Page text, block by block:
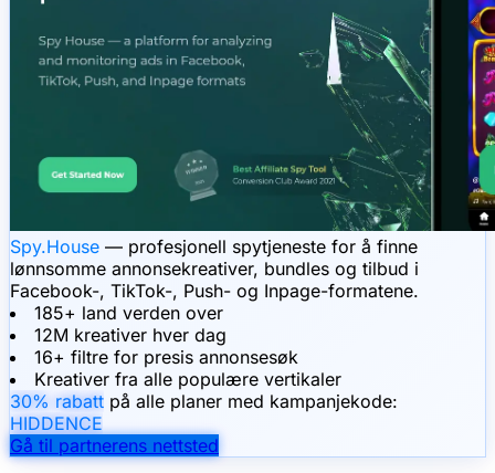
Spy.House — profesjonell spytjeneste for å finne
lønnsomme annonsekreativer, bundles og tilbud i
Facebook-, TikTok-, Push- og Inpage-formatene.
185+ land verden over
12M kreativer hver dag
16+ filtre for presis annonsesøk
Kreativer fra alle populære vertikaler
30% rabatt på alle planer med kampanjekode:
HIDDENCE
Gå til partnerens nettsted